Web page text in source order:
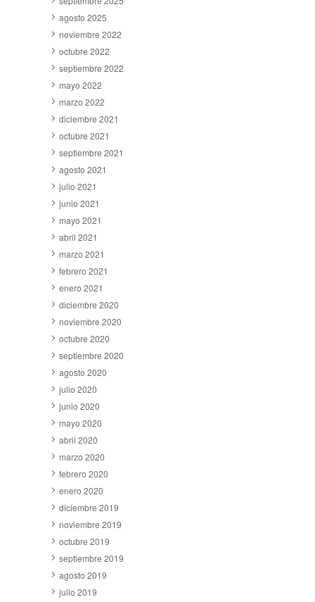
agosto 2025
noviembre 2022
octubre 2022
septiembre 2022
mayo 2022
marzo 2022
diciembre 2021
octubre 2021
septiembre 2021
agosto 2021
julio 2021
junio 2021
mayo 2021
abril 2021
marzo 2021
febrero 2021
enero 2021
diciembre 2020
noviembre 2020
octubre 2020
septiembre 2020
agosto 2020
julio 2020
junio 2020
mayo 2020
abril 2020
marzo 2020
febrero 2020
enero 2020
diciembre 2019
noviembre 2019
octubre 2019
septiembre 2019
agosto 2019
julio 2019